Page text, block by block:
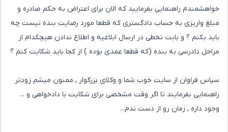
خواهشمندم راهنمایی بفرمایید که الان برای اعتراض به حکم صادره و
مبلغ واریزی به حساب دادگستری که قطعا مورد رضایت بنده نیست چه
باید بکنم ؟ و بابت تخطی در ارسال ابلاغیه و اطلاع ندادن هیچکدام از
مراحل دادرسی به بنده (که قطعا عمدی بوده ) از کجا باید شکایت کنم ؟
سپاس فراوان از سایت خوب شما و وکلای بزرگوار , ممنون میشم زودتر
راهنمایی بفرمایند تا اگر وقت مشخصی برای شکایت با دادخواهی و ...
وجود داره , زمان رو از دست ندم...